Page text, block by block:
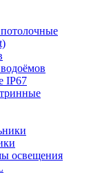
IP67
освещения